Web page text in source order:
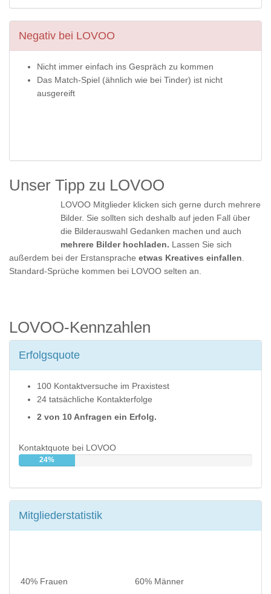
Negativ bei LOVOO
Nicht immer einfach ins Gespräch zu kommen
Das Match-Spiel (ähnlich wie bei Tinder) ist nicht
ausgereift
Unser Tipp zu LOVOO
LOVOO Mitglieder klicken sich gerne durch mehrere
Bilder. Sie sollten sich deshalb auf jeden Fall über
die Bilderauswahl Gedanken machen und auch
mehrere Bilder hochladen. Lassen Sie sich
außerdem bei der Erstansprache etwas Kreatives einfallen.
Standard-Sprüche kommen bei LOVOO selten an.
LOVOO-Kennzahlen
Erfolgsquote
100 Kontaktversuche im Praxistest
24 tatsächliche Kontakterfolge
2 von 10 Anfragen ein Erfolg.
Kontaktquote bei LOVOO
24%
Mitgliederstatistik
40% Frauen 60% Männer